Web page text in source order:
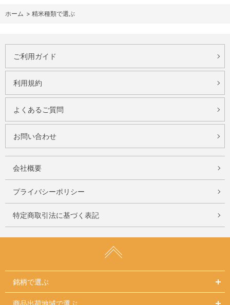
ホーム > 精米種類で選ぶ
ご利用ガイド
利用規約
よくあるご質問
お問い合わせ
会社概要
プライバシーポリシー
特定商取引法に基づく表記
銘柄で選ぶ
商品出荷地域で選ぶ